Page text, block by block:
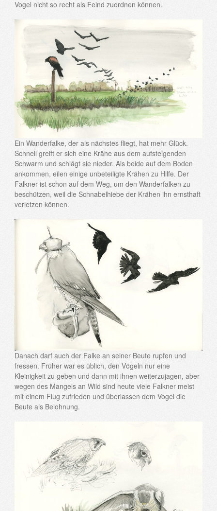
Vogel nicht so recht als Feind zuordnen können.
Ein Wanderfalke, der als nächstes fliegt, hat mehr Glück.
Schnell greift er sich eine Krähe aus dem aufsteigenden
Schwarm und schlägt sie nieder. Als beide auf dem Boden
ankommen, eilen einige unbeteiligte Krähen zu Hilfe. Der
Falkner ist schon auf dem Weg, um den Wanderfalken zu
beschützen, weil die Schnabelhiebe der Krähen ihn ernsthaft
verletzen können.
Danach darf auch der Falke an seiner Beute rupfen und
fressen. Früher war es üblich, den Vögeln nur eine
Kleinigkeit zu geben und dann mit ihnen weiterzujagen, aber
wegen des Mangels an Wild sind heute viele Falkner meist
mit einem Flug zufrieden und überlassen dem Vogel die
Beute als Belohnung.